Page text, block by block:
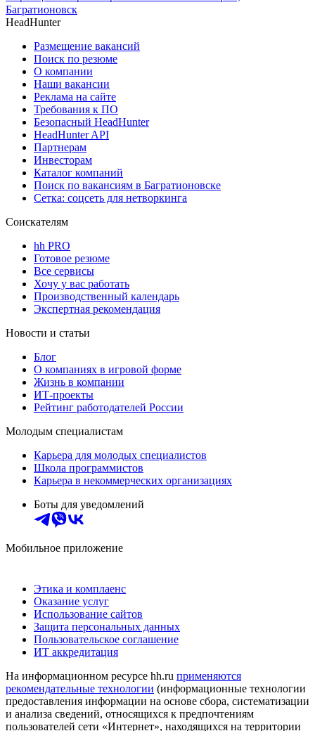
Багратионовск
HeadHunter
Размещение вакансий
Поиск по резюме
О компании
Наши вакансии
Реклама на сайте
Требования к ПО
Безопасный HeadHunter
HeadHunter API
Партнерам
Инвесторам
Каталог компаний
Поиск по вакансиям в Багратионовске
Сетка: соцсеть для нетворкинга
Соискателям
hh PRO
Готовое резюме
Все сервисы
Хочу у вас работать
Производственный календарь
Экспертная рекомендация
Новости и статьи
Блог
О компаниях в игровой форме
Жизнь в компании
ИТ-проекты
Рейтинг работодателей России
Молодым специалистам
Карьера для молодых специалистов
Школа программистов
Карьера в некоммерческих организациях
Боты для уведомлений
Мобильное приложение
Этика и комплаенс
Оказание услуг
Использование сайтов
Защита персональных данных
Пользовательское соглашение
ИТ аккредитация
На информационном ресурсе hh.ru применяются
рекомендательные технологии (информационные технологии
предоставления информации на основе сбора, систематизации
и анализа сведений, относящихся к предпочтениям
пользователей сети «Интернет», находящихся на территории